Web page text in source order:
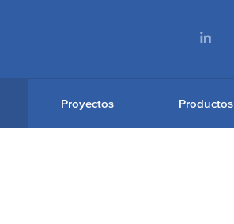
Proyectos Productos